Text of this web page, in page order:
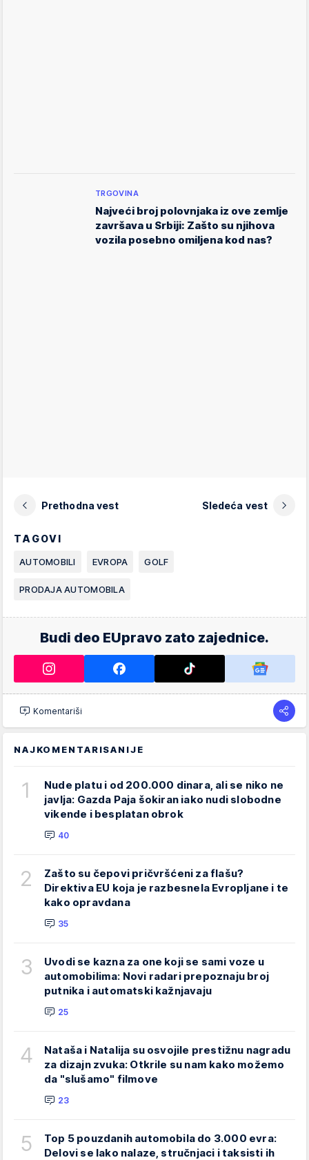
TRGOVINA
Najveći broj polovnjaka iz ove zemlje
završava u Srbiji: Zašto su njihova
vozila posebno omiljena kod nas?
Prethodna vest Sledeća vest
TAGOVI
AUTOMOBILI EVROPA GOLF
PRODAJA AUTOMOBILA
Budi deo EUpravo zato zajednice.
Komentariši
NAJKOMENTARISANIJE
1
Nude platu i od 200.000 dinara, ali se niko ne
javlja: Gazda Paja šokiran iako nudi slobodne
vikende i besplatan obrok
40
2
Zašto su čepovi pričvršćeni za flašu?
Direktiva EU koja je razbesnela Evropljane i te
kako opravdana
35
3
Uvodi se kazna za one koji se sami voze u
automobilima: Novi radari prepoznaju broj
putnika i automatski kažnjavaju
25
4
Nataša i Natalija su osvojile prestižnu nagradu
za dizajn zvuka: Otkrile su nam kako možemo
da "slušamo" filmove
23
5
Top 5 pouzdanih automobila do 3.000 evra:
Delovi se lako nalaze, stručnjaci i taksisti ih